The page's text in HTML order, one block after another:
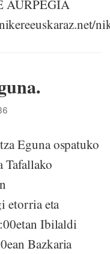
AURPEGIA
Eguna ospatuko
Tafallako
etorria eta
Ibilaldi
Bazkaria